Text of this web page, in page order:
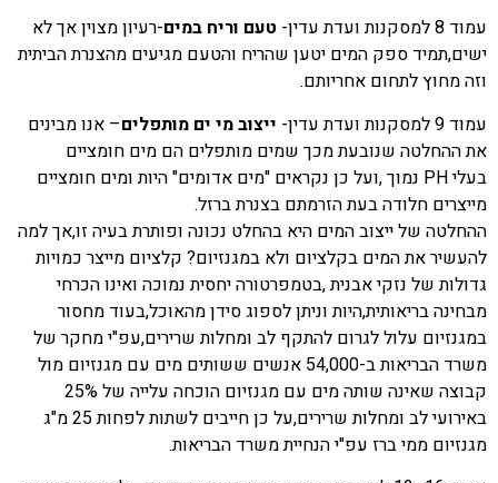
עמוד 8 למסקנות ועדת עדין-
טעם וריח במים-רעיון מצוין אך לא
ישים,תמיד ספק המים יטען שהריח והטעם מגיעים מהצנרת הביתית
וזה מחוץ לתחום אחריותם.
עמוד 9 למסקנות ועדת עדין-
ייצוב מי ים מותפלים– אנו מבינים
את ההחלטה שנובעת מכך שמים מותפלים הם מים חומציים
בעליPH נמוך ,ועל כן נקראים "מים אדומים" היות ומים חומציים
מייצרים חלודה בעת הזרמתם בצנרת ברזל.
ההחלטה של ייצוב המים היא בהחלט נכונה ופותרת בעיה זו,אך למה
להעשיר את המים בקלציום ולא במגנזיום? קלציום מייצר כמויות
גדולות של נזקי אבנית ,בטמפרטורה יחסית נמוכה ואינו הכרחי
מבחינה בריאותית,היות וניתן לספוג סידן מהאוכל,בעוד מחסור
במגנזיום עלול לגרום להתקף לב ומחלות שרירים,עפ"י מחקר של
משרד הבריאות ב-54,000 אנשים ששותים מים עם מגנזיום מול
קבוצה שאינה שותה מים עם מגנזיום הוכחה עלייה של 25%
באירועי לב ומחלות שרירים,על כן חייבים לשתות לפחות 25 מ"ג
מגנזיום ממי ברז עפ"י הנחיית משרד הבריאות.